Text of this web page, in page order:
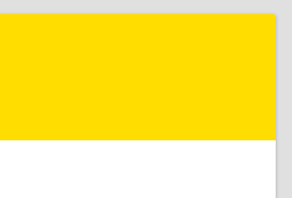
область, г. Лобня,